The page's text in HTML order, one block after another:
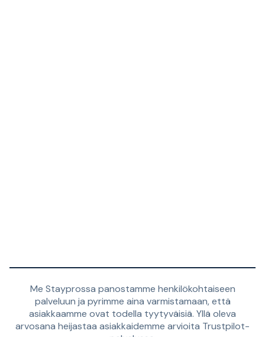
Me Stayprossa panostamme henkilökohtaiseen
palveluun ja pyrimme aina varmistamaan, että
asiakkaamme ovat todella tyytyväisiä. Yllä oleva
arvosana heijastaa asiakkaidemme arvioita Trustpilot-